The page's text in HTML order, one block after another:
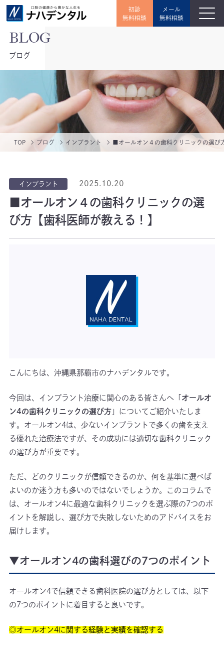
初診
無料相談
メール
無料相談
ブログ
TOP ブログ インプラント ■オールオン４の歯科クリニックの選び
インプラント 2025.10.20
■オールオン４の歯科クリニックの選
び方【歯科医師が教える！】
こんにちは、沖縄県那覇市のナハデンタルです。
今回は、インプラント治療に関心のある皆さんへ「 オールオ
ン4の歯科クリニックの選び方 」についてご紹介いたしま
す。オールオン4は、少ないインプラントで多くの歯を支え
る優れた治療法ですが、その成功には適切な歯科クリニック
の選び方が重要です。
ただ、どのクリニックが信頼できるのか、何を基準に選べば
よいのか迷う方も多いのではないでしょうか。このコラムで
は、オールオン4に最適な歯科クリニックを選ぶ際の7つのポ
イントを解説し、選び方で失敗しないためのアドバイスをお
届けします。
▼オールオン4の歯科選びの7つのポイント
オールオン4で信頼できる歯科医院の選び方としては、以下
の7つのポイントに着目すると良いです。
◎オールオン4に関する経験と実績を確認する